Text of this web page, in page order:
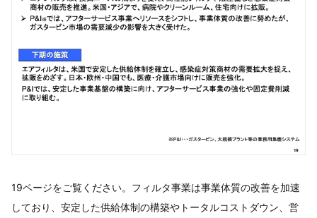
19ページをご覧ください。フィルタ事業は事業体質の改善を加速
しており、安定した供給体制の構築やトータルコストダウン、営